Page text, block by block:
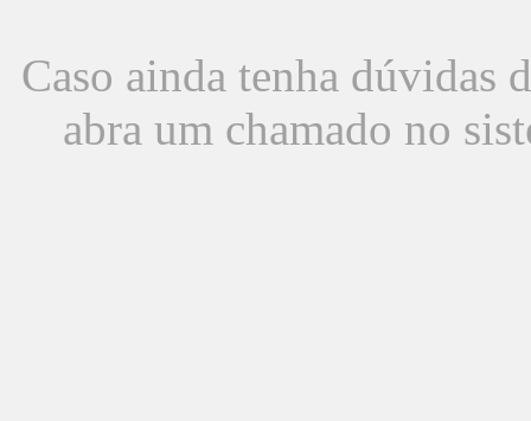
Caso ainda tenha dúvidas
abra um chamado no